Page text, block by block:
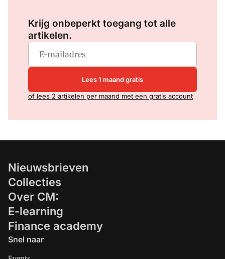
Krijg onbeperkt toegang tot alle
artikelen.
Lees 1 maand gratis
of lees 2 artikelen per maand met een gratis account
Nieuwsbrieven
Collecties
Over CM:
E-learning
Finance academy
Snel naar